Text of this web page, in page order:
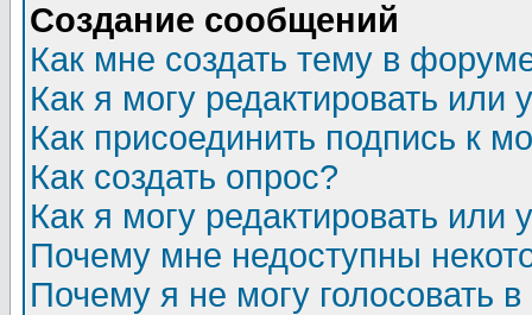
Создание сообщений
Как мне создать тему в
Как я могу редактировать или
Как присоединить подпись к
Как создать опрос?
Как я могу редактировать или
Почему мне недоступны
Почему я не могу голосовать